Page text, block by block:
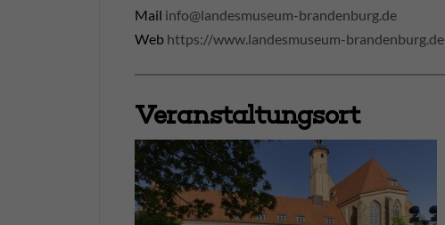
Mail info@landesmuseum-brandenburg.de
Web https://www.landesmuseum-brandenburg.de
Veranstaltungsort